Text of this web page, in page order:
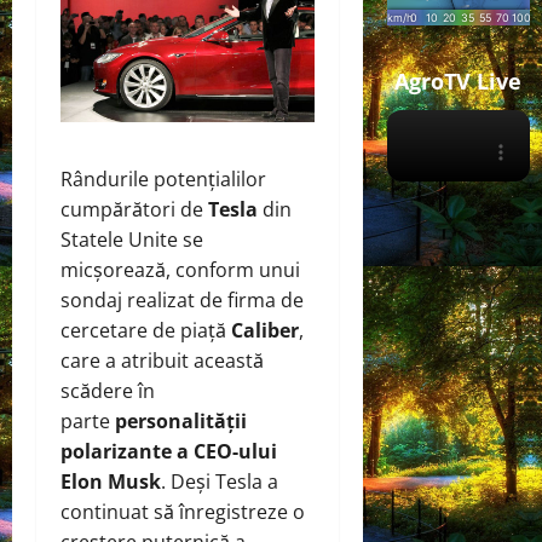
Rândurile potențialilor
cumpărători deTesla din
Statele Unite se
micșorează, conform unui
sondaj realizat de firma de
cercetare de piață Caliber,
care a atribuit această
scădere în
parte personalității
polarizante a CEO-ului
Elon Musk. Deși Tesla a
continuat să înregistreze o
AgroTV Live